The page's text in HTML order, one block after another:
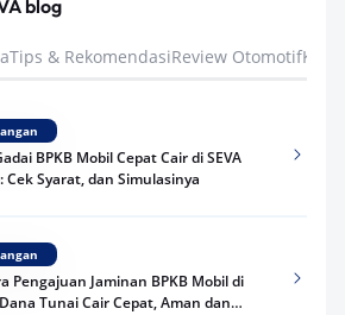
blog
Tips & RekomendasiReview Otomotif
BPKB Mobil Cepat Cair di SEVA
Cek Syarat, dan Simulasinya
Pengajuan Jaminan BPKB Mobil di
Dana Tunai Cair Cepat, Aman dan